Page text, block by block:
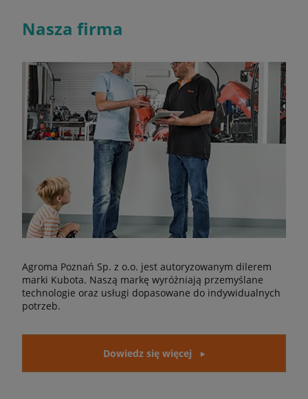
Nasza firma
Agroma Poznań Sp. z o.o. jest autoryzowanym dilerem
marki Kubota. Naszą markę wyróżniają przemyślane
technologie oraz usługi dopasowane do indywidualnych
potrzeb.
Dowiedz się więcej